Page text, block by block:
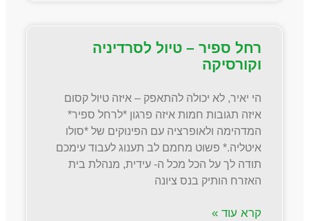
רחל ספיר – טיול לסרדיניה
וקורסיקה
הי יאיר, לא יכולה להתאפק – איזה טיול קסום
איזה תגובות חמות איזה פרגון *לרחל ספיר*
המדהימה ולאופרציה עם הפינוקים של *סולו
איטליה.* פשוט מחמם לב תענוג לעבוד עימכם
תודה לך על הכל מכל ה- עידית, מנהלת בית
האזרח הותיק בנס ציונה
קרא עוד »